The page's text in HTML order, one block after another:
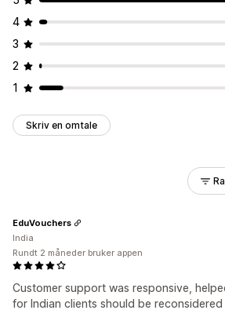
4
3
2
1
Skriv en omtale
Customer support was responsive,
for Indian clients should be reconsidered
EduVouchers
India
Rundt 2 måneder bruker appen